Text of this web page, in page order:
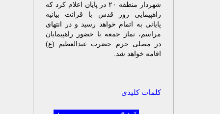
شهردار منطقه ۲۰ در پایان اعلام کرد که
راهپیمایی روز قدس با قرائت بیانیه
پایانی به اتمام خواهد رسید و در انتهای
مراسم، نماز جمعه با حضور راهپیمایان
در مصلی حرم حضرت عبدالعظیم (ع)
اقامه خواهد شد.
کلمات کلیدی